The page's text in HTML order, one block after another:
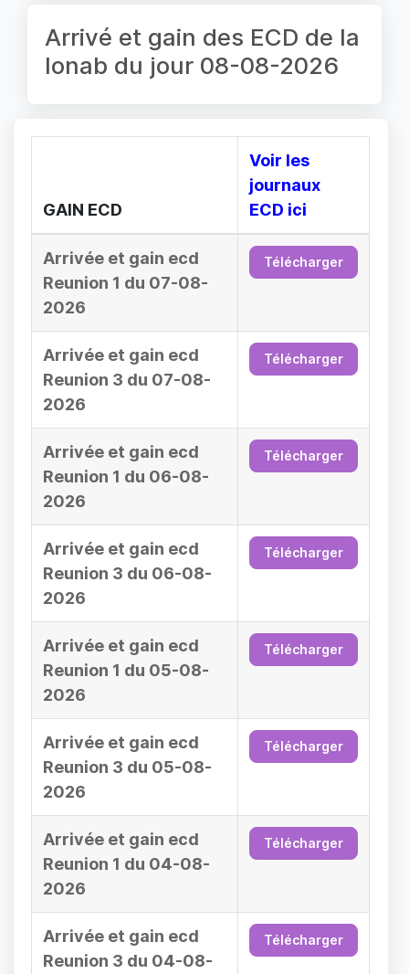
Arrivé et gain des ECD de la
lonab du jour 08-08-2026
GAIN ECD
Voir les
journaux
ECD ici
Arrivée et gain ecd
Reunion 1 du 07-08-
2026
Télécharger
Arrivée et gain ecd
Reunion 3 du 07-08-
2026
Télécharger
Arrivée et gain ecd
Reunion 1 du 06-08-
2026
Télécharger
Arrivée et gain ecd
Reunion 3 du 06-08-
2026
Télécharger
Arrivée et gain ecd
Reunion 1 du 05-08-
2026
Télécharger
Arrivée et gain ecd
Reunion 3 du 05-08-
2026
Télécharger
Arrivée et gain ecd
Reunion 1 du 04-08-
2026
Télécharger
Arrivée et gain ecd
Reunion 3 du 04-08-
Télécharger